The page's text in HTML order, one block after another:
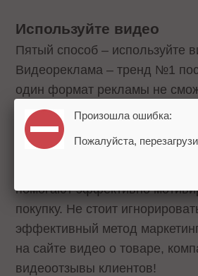
Используйте видео
Пятый способ – используйте
Видеореклама – тренд №1
один формат рекламы не
красочно, информативно и
суть рекламного сообщения.
помогают эффективно
покупку. Не стоит
эффективный метод
на сайте видео о товаре,
видеоотзывы клиентов!
Произошла ошибка:
Пожалуйста,